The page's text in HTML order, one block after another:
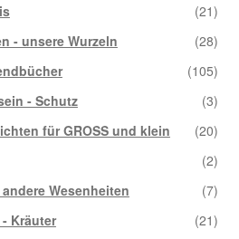
(21)
- unsere Wurzeln
(28)
(105)
- Schutz
(3)
für GROSS und klein
(20)
(2)
Wesenheiten
(7)
Kräuter
(21)